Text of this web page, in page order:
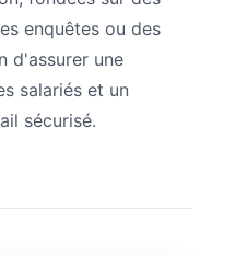
enquêtes ou des
d'assurer une
salariés et un
sécurisé.